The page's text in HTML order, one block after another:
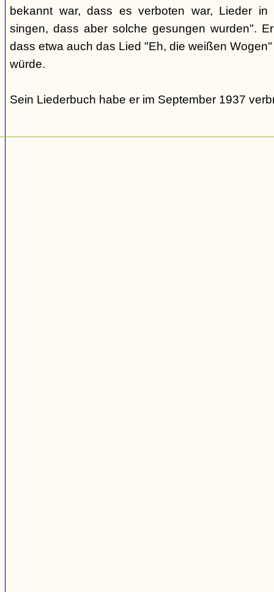
bekannt war, dass es verboten war, Lieder in
singen, dass aber solche gesungen wurden".
dass etwa auch das Lied "Eh, die weißen
würde.
Sein Liederbuch habe er im September 1937